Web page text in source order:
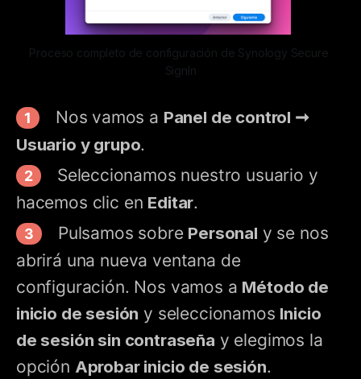
Proceso completo de configuración de Synology Secure
SignIn
Nos vamos a Panel de control ➞
Usuario y grupo.
Seleccionamos nuestro usuario y
hacemos clic en Editar.
Pulsamos sobre Personal y se nos
abrirá una nueva ventana de
configuración. Nos vamos a Método de
inicio de sesión y seleccionamos Inicio
de sesión sin contraseña y elegimos la
opción Aprobar inicio de sesión.